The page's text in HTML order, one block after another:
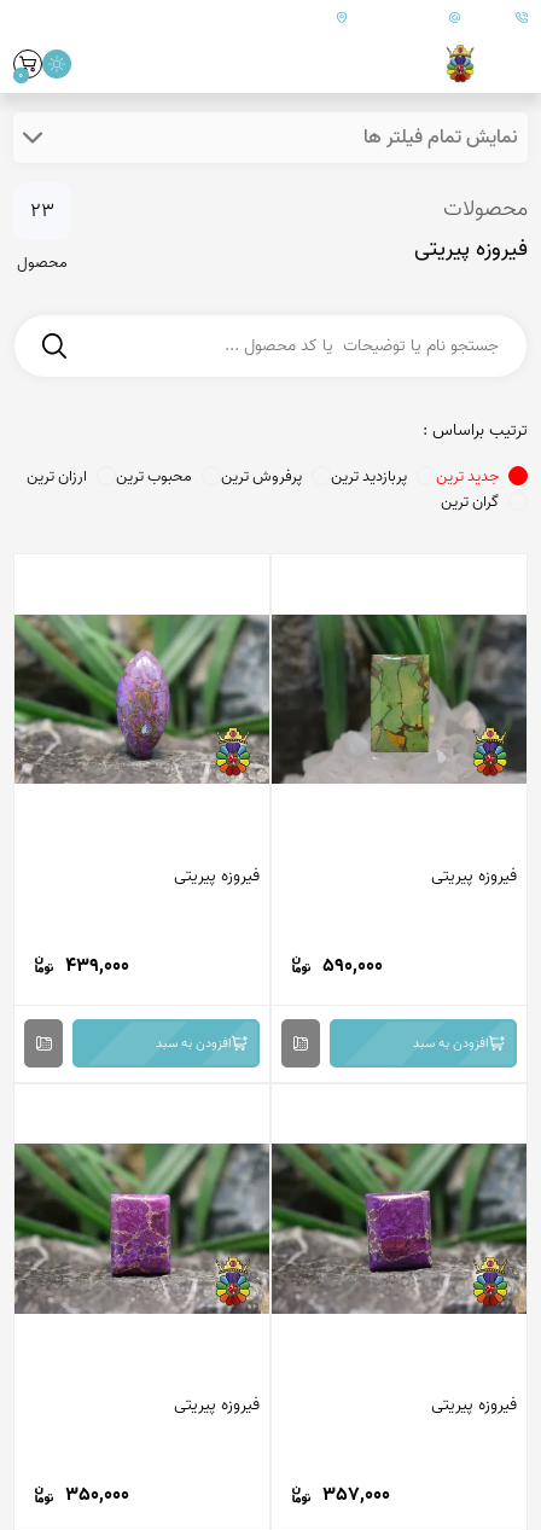
09179890157 ایران - فارس - کازرون
0
نمایش تمام فیلتر ها
محصولات
فیروزه پیریتی
23
محصول
ترتیب براساس :
جدید ترین پربازدید ترین پرفروش ترین محبوب ترین
ارزان ترین
گران ترین
فیروزه پیریتی
590,000
افزودن به سبد
فیروزه پیریتی
439,000
افزودن به سبد
فیروزه پیریتی
357,000
فیروزه پیریتی
350,000